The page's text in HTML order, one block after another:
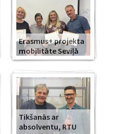
Erasmus+ projekta
mobilitāte Seviļā
Tikšanās ar
absolventu, RTU